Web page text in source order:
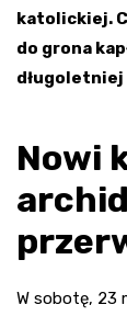
katolickiej.
do grona
Nowi
W sobotę, 23